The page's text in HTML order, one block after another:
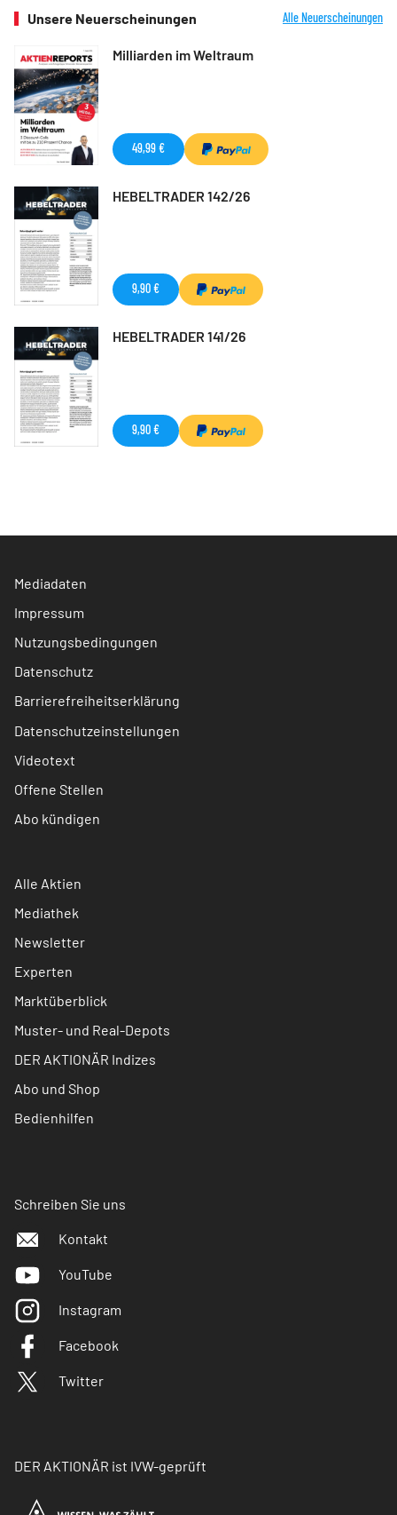
Unsere Neuerscheinungen Alle Neuerscheinungen
Milliarden im Weltraum
49,99 €
HEBELTRADER 142/26
9,90 €
HEBELTRADER 141/26
9,90 €
Mediadaten
Impressum
Nutzungsbedingungen
Datenschutz
Barrierefreiheitserklärung
Datenschutzeinstellungen
Videotext
Offene Stellen
Abo kündigen
Alle Aktien
Mediathek
Newsletter
Experten
Marktüberblick
Muster- und Real-Depots
DER AKTIONÄR Indizes
Abo und Shop
Bedienhilfen
Schreiben Sie uns
Kontakt
YouTube
Instagram
Facebook
Twitter
DER AKTIONÄR ist IVW-geprüft